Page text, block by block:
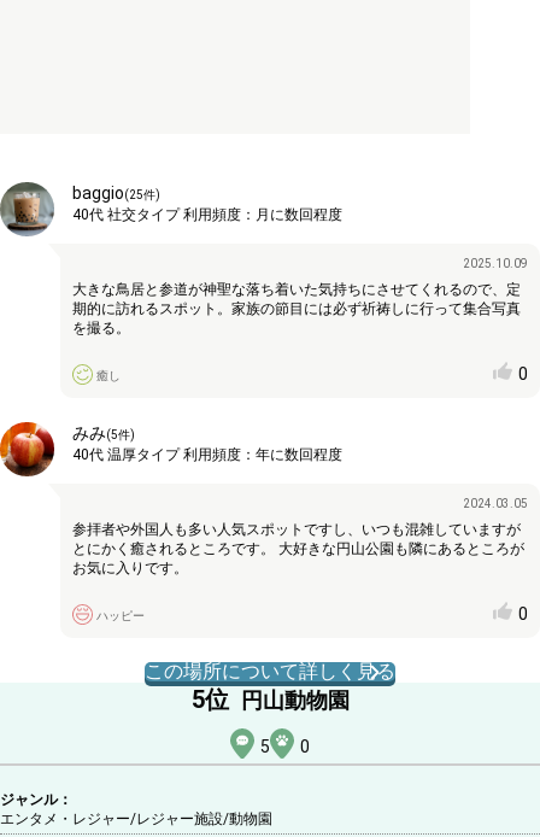
baggio(25件)
40代 社交タイプ利用頻度： 月に数回程度
2025.10.09
大きな鳥居と参道が神聖な落ち着いた気持ちにさせてくれるので、定
期的に訪れるスポット。家族の節目には必ず祈祷しに行って集合写真
を撮る。
癒し 0
みみ(5件)
40代 温厚タイプ利用頻度： 年に数回程度
2024.03.05
参拝者や外国人も多い人気スポットですし、いつも混雑していますが
とにかく癒されるところです。 大好きな円山公園も隣にあるところが
お気に入りです。
ハッピー 0
この場所について詳しく見る
5位 円山動物園
5 0
ジャンル：
エンタメ・レジャー/レジャー施設/動物園